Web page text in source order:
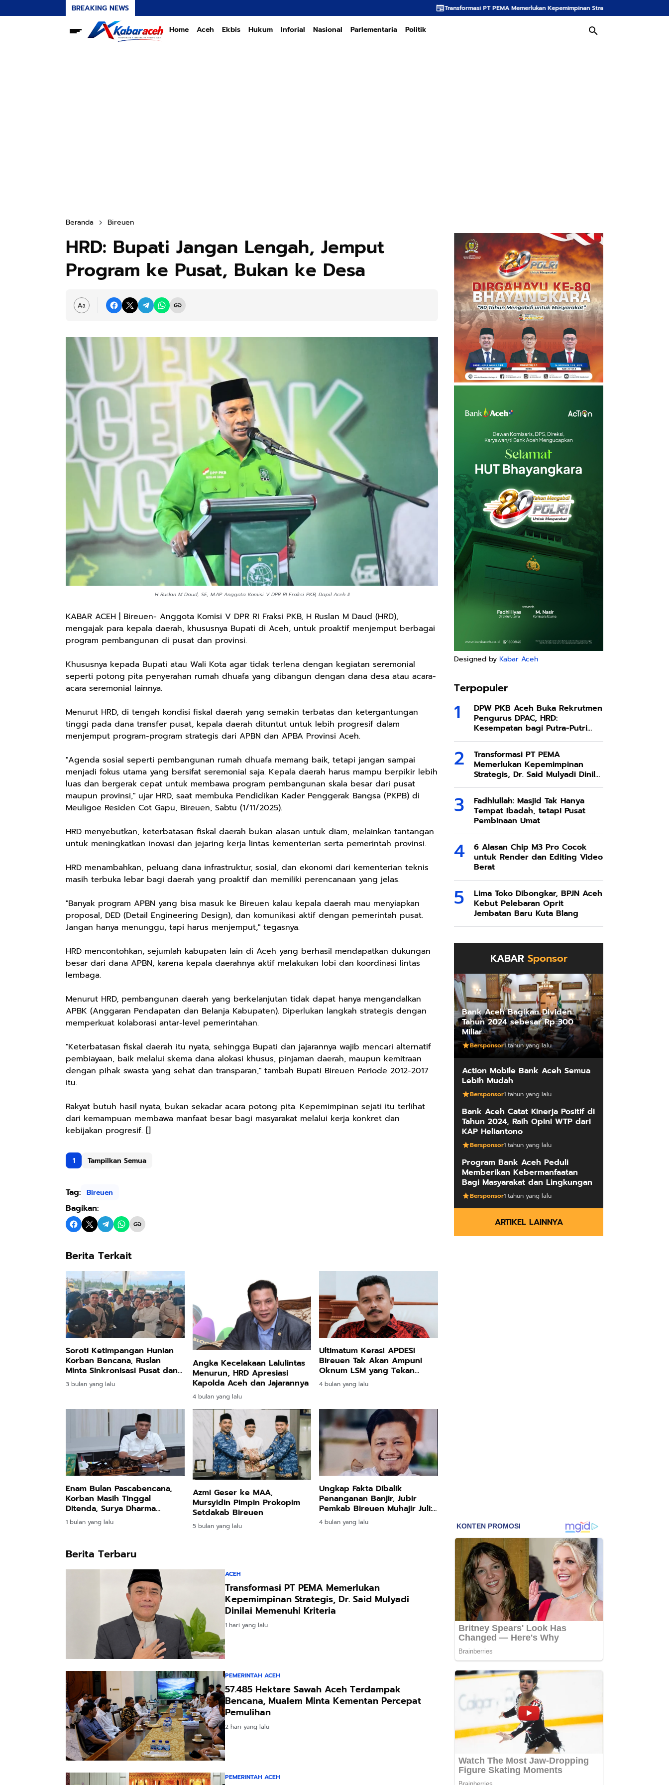
BREAKING NEWS Transformasi PT PEMA Memerlukan Kepemimpinan Strategis, Dr. Said Mulyadi Dinilai Memenuhi
Home Aceh Ekbis Hukum Inforial Nasional Parlementaria Politik
Beranda Bireuen
HRD: Bupati Jangan Lengah, Jemput
Program ke Pusat, Bukan ke Desa
H Ruslan M Daud, SE, M.AP Anggota Komisi V DPR RI Fraksi PKB, Dapil Aceh II
KABAR ACEH | Bireuen- Anggota Komisi V DPR RI Fraksi PKB, H Ruslan M Daud (HRD),
mengajak para kepala daerah, khususnya Bupati di Aceh, untuk proaktif menjemput berbagai
program pembangunan di pusat dan provinsi.
Khususnya kepada Bupati atau Wali Kota agar tidak terlena dengan kegiatan seremonial
seperti potong pita penyerahan rumah dhuafa yang dibangun dengan dana desa atau acara-
acara seremonial lainnya.
Menurut HRD, di tengah kondisi fiskal daerah yang semakin terbatas dan ketergantungan
tinggi pada dana transfer pusat, kepala daerah dituntut untuk lebih progresif dalam
menjemput program-program strategis dari APBN dan APBA Provinsi Aceh.
"Agenda sosial seperti pembangunan rumah dhuafa memang baik, tetapi jangan sampai
menjadi fokus utama yang bersifat seremonial saja. Kepala daerah harus mampu berpikir lebih
luas dan bergerak cepat untuk membawa program pembangunan skala besar dari pusat
maupun provinsi," ujar HRD, saat membuka Pendidikan Kader Penggerak Bangsa (PKPB) di
Meuligoe Residen Cot Gapu, Bireuen, Sabtu (1/11/2025).
HRD menyebutkan, keterbatasan fiskal daerah bukan alasan untuk diam, melainkan tantangan
untuk meningkatkan inovasi dan jejaring kerja lintas kementerian serta pemerintah provinsi.
HRD menambahkan, peluang dana infrastruktur, sosial, dan ekonomi dari kementerian teknis
masih terbuka lebar bagi daerah yang proaktif dan memiliki perencanaan yang jelas.
"Banyak program APBN yang bisa masuk ke Bireuen kalau kepala daerah mau menyiapkan
proposal, DED (Detail Engineering Design), dan komunikasi aktif dengan pemerintah pusat.
Jangan hanya menunggu, tapi harus menjemput," tegasnya.
HRD mencontohkan, sejumlah kabupaten lain di Aceh yang berhasil mendapatkan dukungan
besar dari dana APBN, karena kepala daerahnya aktif melakukan lobi dan koordinasi lintas
lembaga.
Menurut HRD, pembangunan daerah yang berkelanjutan tidak dapat hanya mengandalkan
APBK (Anggaran Pendapatan dan Belanja Kabupaten). Diperlukan langkah strategis dengan
memperkuat kolaborasi antar-level pemerintahan.
"Keterbatasan fiskal daerah itu nyata, sehingga Bupati dan jajarannya wajib mencari alternatif
pembiayaan, baik melalui skema dana alokasi khusus, pinjaman daerah, maupun kemitraan
dengan pihak swasta yang sehat dan transparan," tambah Bupati Bireuen Periode 2012-2017
itu.
Rakyat butuh hasil nyata, bukan sekadar acara potong pita. Kepemimpinan sejati itu terlihat
dari kemampuan membawa manfaat besar bagi masyarakat melalui kerja konkret dan
kebijakan progresif. []
1 Tampilkan Semua
Tag: Bireuen
Bagikan:
Berita Terkait
Soroti Ketimpangan Hunian
Korban Bencana, Ruslan
Minta Sinkronisasi Pusat dan
Daerah
3 bulan yang lalu
Angka Kecelakaan Lalulintas
Menurun, HRD Apresiasi
Kapolda Aceh dan Jajarannya
4 bulan yang lalu
Ultimatum Keras! APDESI
Bireuen Tak Akan Ampuni
Oknum LSM yang Tekan
Keuchiek!
4 bulan yang lalu
Enam Bulan Pascabencana,
Korban Masih Tinggal
Ditenda, Surya Dharma
Pertanyakan Keseriusan
Bupati Bireuen
1 bulan yang lalu
Azmi Geser ke MAA,
Mursyidin Pimpin Prokopim
Setdakab Bireuen
5 bulan yang lalu
Ungkap Fakta Dibalik
Penanganan Banjir, Jubir
Pemkab Bireuen Muhajir Juli:
Silahkan Uji melalui Class
Action
4 bulan yang lalu
Berita Terbaru
ACEH
Transformasi PT PEMA Memerlukan
Kepemimpinan Strategis, Dr. Said Mulyadi
Dinilai Memenuhi Kriteria
1 hari yang lalu
PEMERINTAH ACEH
57.485 Hektare Sawah Aceh Terdampak
Bencana, Mualem Minta Kementan Percepat
Pemulihan
2 hari yang lalu
PEMERINTAH ACEH
Designed by Kabar Aceh
Terpopuler
DPW PKB Aceh Buka Rekrutmen
Pengurus DPAC, HRD:
Kesempatan bagi Putra-Putri
Terbaik Aceh
Transformasi PT PEMA
Memerlukan Kepemimpinan
Strategis, Dr. Said Mulyadi Dinilai
Memenuhi Kriteria
Fadhlullah: Masjid Tak Hanya
Tempat Ibadah, tetapi Pusat
Pembinaan Umat
6 Alasan Chip M3 Pro Cocok
untuk Render dan Editing Video
Berat
Lima Toko Dibongkar, BPJN Aceh
Kebut Pelebaran Oprit
Jembatan Baru Kuta Blang
KABAR Sponsor
Bank Aceh Bagikan Dividen
Tahun 2024 sebesar Rp 300
Miliar
Bersponsor1 tahun yang lalu
Action Mobile Bank Aceh Semua
Lebih Mudah
Bersponsor1 tahun yang lalu
Bank Aceh Catat Kinerja Positif di
Tahun 2024, Raih Opini WTP dari
KAP Heliantono
Bersponsor1 tahun yang lalu
Program Bank Aceh Peduli
Memberikan Kebermanfaatan
Bagi Masyarakat dan Lingkungan
Bersponsor1 tahun yang lalu
ARTIKEL LAINNYA